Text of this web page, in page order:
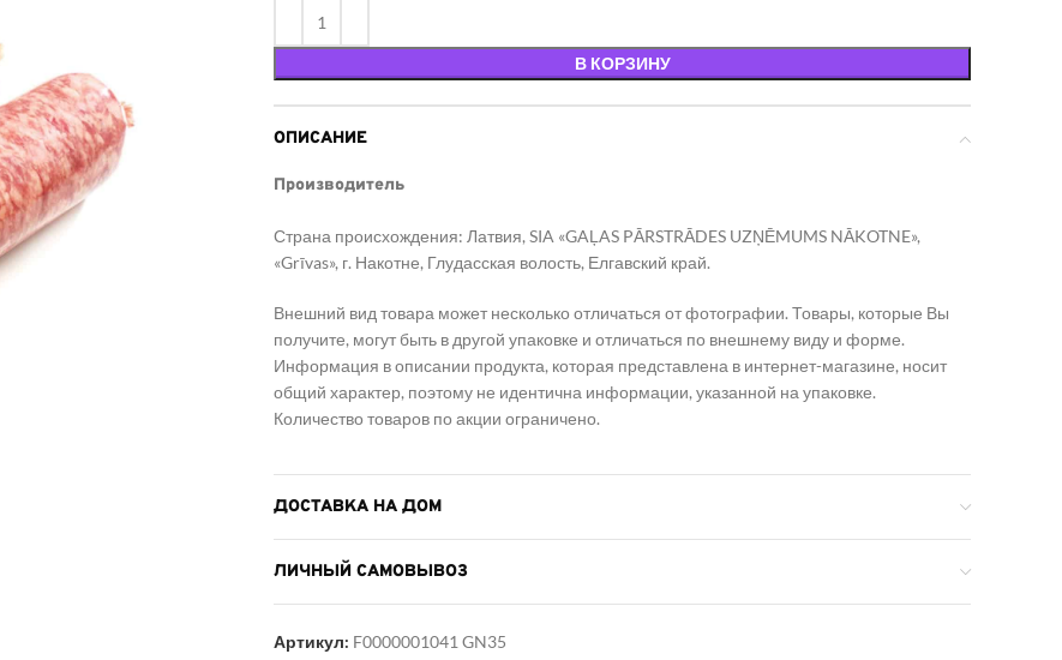
В КОРЗИНУ
ОПИСАНИЕ
Производитель
Страна происхождения: Латвия, SIA «GAĻAS PĀRSTRĀDES UZŅĒMUMS NĀKOTNE»,
«Grīvas», г. Накотне, Глудасская волость, Елгавский край.
Внешний вид товара может несколько отличаться от фотографии. Товары, которые Вы
получите, могут быть в другой упаковке и отличаться по внешнему виду и форме.
Информация в описании продукта, которая представлена в интернет-магазине, носит
общий характер, поэтому не идентична информации, указанной на упаковке.
Количество товаров по акции ограничено.
ДОСТАВКА НА ДОМ
ЛИЧНЫЙ САМОВЫВОЗ
Артикул: F0000001041 GN35